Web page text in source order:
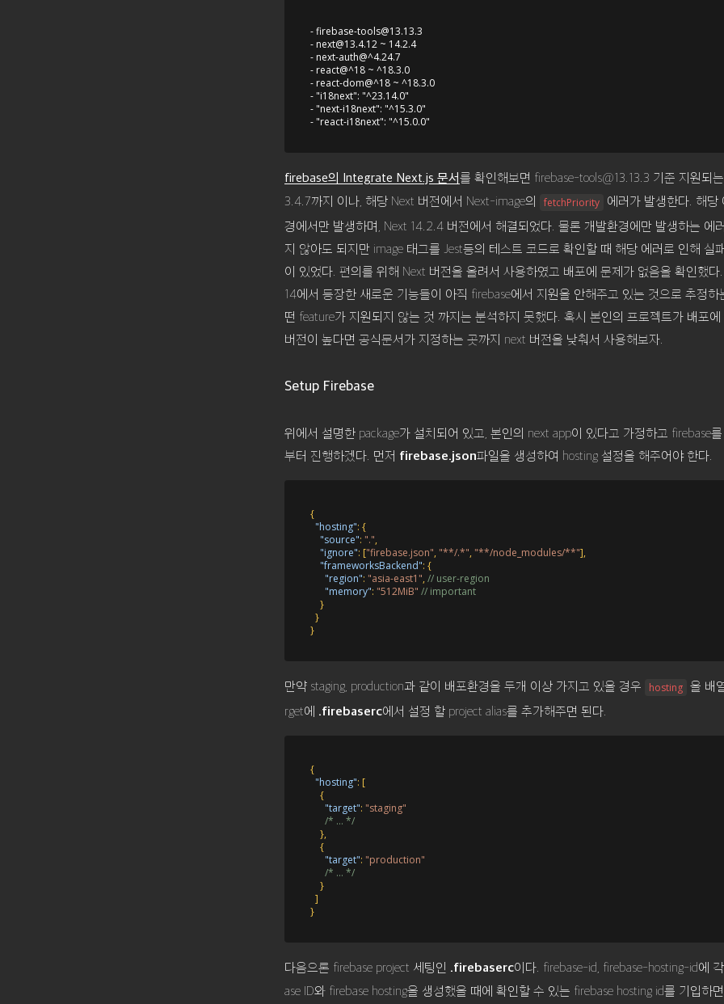
- firebase-tools@13.13.3
- next@13.4.12 ~ 14.2.4
- next-auth@^4.24.7
- react@^18 ~ ^18.3.0
- react-dom@^18 ~ ^18.3.0
- "i18next": "^23.14.0"
- "next-i18next": "^15.3.0"
firebase의 Integrate Next.js 문서를 확인해보면 firebase-tools@13.13.3 기준 지원되
3.4.7까지 이나, 해당 Next 버전에서 Next-image의
fetchPriority
에러가 발생한다. 해당
경에서만 발생하며, Next 14.2.4 버전에서 해결되었다. 물론 개발환경에만 발생하는 에
지 않아도 되지만 image 태그를 Jest등의 테스트 코드로 확인할 때 해당 에러로 인해 실
이 있었다. 편의를 위해 Next 버전을 올려서 사용하였고 배포에 문제가 없음을 확인했다
14에서 등장한 새로운 기능들이 아직 firebase에서 지원을 안해주고 있는 것으로 추정하
떤 feature가 지원되지 않는 것 까지는 분석하지 못했다. 혹시 본인의 프로젝트가 배포
버전이 높다면 공식문서가 지정하는 곳까지 next 버전을 낮춰서 사용해보자.
Setup Firebase
위에서 설명한 package가 설치되어 있고, 본인의 next app이 있다고 가정하고 firebase
부터 진행하겠다. 먼저 firebase.json파일을 생성하여 hosting 설정을 해주어야 한다.
{
"hosting": {
"source": ".",
"ignore": ["firebase.json", "**/.*", "**/node_modules/**"],
"frameworksBackend": {
"region": "asia-east1", // user-region
"memory": "512MiB" // important
}
}
}
만약 staging, production과 같이 배포환경을 두개 이상 가지고 있을 경우 hosting 을 배
rget에 .firebaserc에서 설정 할 project alias를 추가해주면 된다.
{
"hosting": [
{
"target": "staging"
/* ... */
},
{
"target": "production"
/* ... */
}
]
}
다음으론 firebase project 세팅인 .firebaserc이다. firebase-id, firebase-hosting-id에
ase ID와 firebase hosting을 생성했을 때에 확인할 수 있는 firebase hosting id를 기입하